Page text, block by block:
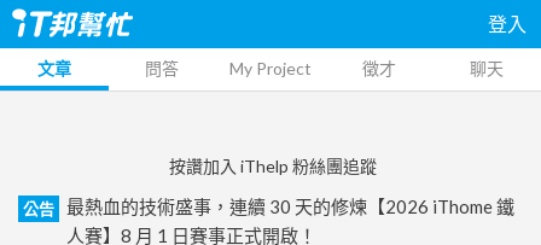
登入
文章 問答 My Project 徵才 聊天
按讚加入 iThelp 粉絲團追蹤
公告
最熱血的技術盛事，連續 30 天的修煉【2026 iThome 鐵
人賽】8 月 1 日賽事正式開啟！